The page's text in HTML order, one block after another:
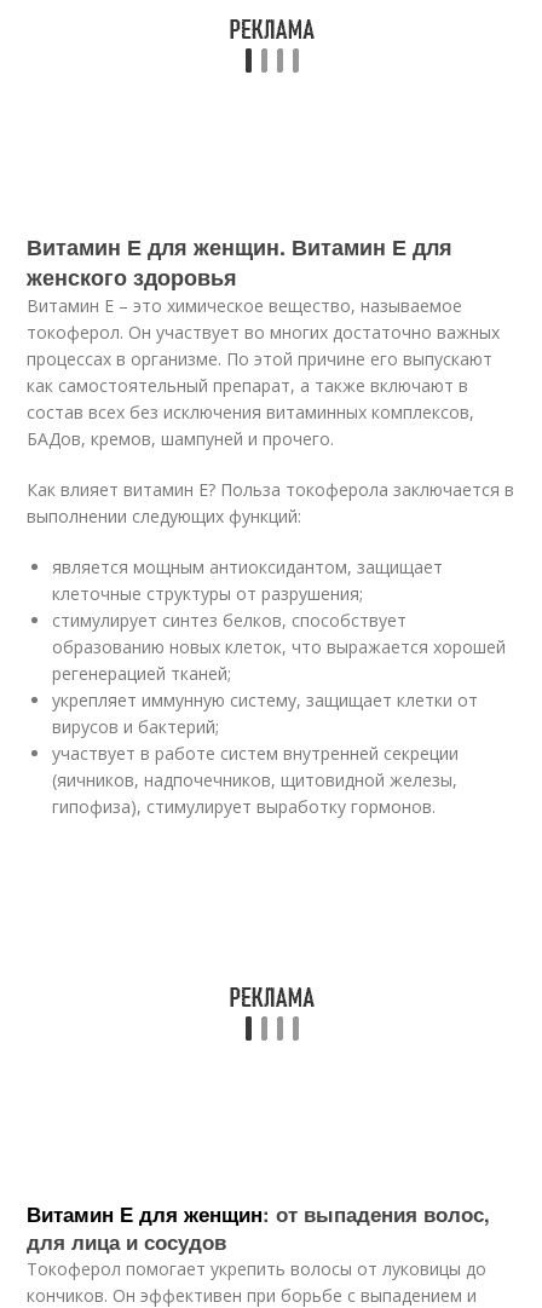
Витамин Е для женщин. Витамин Е для
женского здоровья
Витамин Е – это химическое вещество, называемое
токоферол. Он участвует во многих достаточно важных
процессах в организме. По этой причине его выпускают
как самостоятельный препарат, а также включают в
состав всех без исключения витаминных комплексов,
БАДов, кремов, шампуней и прочего.
Как влияет витамин Е? Польза токоферола заключается в
выполнении следующих функций:
является мощным антиоксидантом, защищает
клеточные структуры от разрушения;
стимулирует синтез белков, способствует
образованию новых клеток, что выражается хорошей
регенерацией тканей;
укрепляет иммунную систему, защищает клетки от
вирусов и бактерий;
участвует в работе систем внутренней секреции
(яичников, надпочечников, щитовидной железы,
гипофиза), стимулирует выработку гормонов.
Витамин Е для женщин: от выпадения волос,
для лица и сосудов
Токоферол помогает укрепить волосы от луковицы до
кончиков. Он эффективен при борьбе с выпадением и